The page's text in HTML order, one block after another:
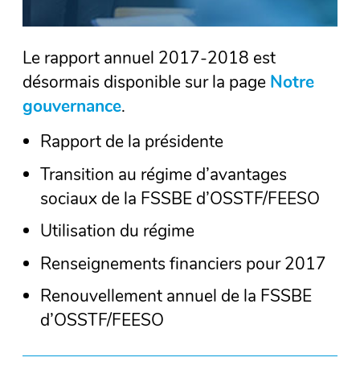
Le rapport annuel 2017-2018 est
désormais disponible sur la page Notre
gouvernance.
Rapport de la présidente
Transition au régime d’avantages
sociaux de la FSSBE d’OSSTF/FEESO
Utilisation du régime
Renseignements financiers pour 2017
Renouvellement annuel de la FSSBE
d’OSSTF/FEESO